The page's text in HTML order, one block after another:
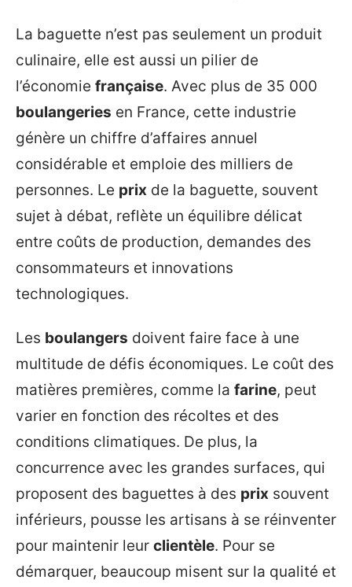
La baguette n’est pas seulement un produit
culinaire, elle est aussi un pilier de
l’économie française. Avec plus de 35 000
boulangeries en France, cette industrie
génère un chiffre d’affaires annuel
considérable et emploie des milliers de
personnes. Le prix de la baguette, souvent
sujet à débat, reflète un équilibre délicat
entre coûts de production, demandes des
consommateurs et innovations
technologiques.
Les boulangers doivent faire face à une
multitude de défis économiques. Le coût des
matières premières, comme la farine, peut
varier en fonction des récoltes et des
conditions climatiques. De plus, la
concurrence avec les grandes surfaces, qui
proposent des baguettes à des prix souvent
inférieurs, pousse les artisans à se réinventer
pour maintenir leur clientèle. Pour se
démarquer, beaucoup misent sur la qualité et